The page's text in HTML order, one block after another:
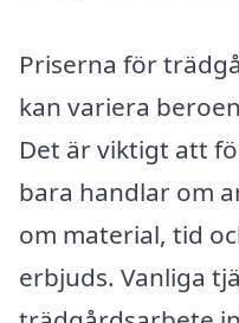
Priserna för
kan variera
Det är viktigt att
bara handlar om
om material, tid
erbjuds. Vanliga